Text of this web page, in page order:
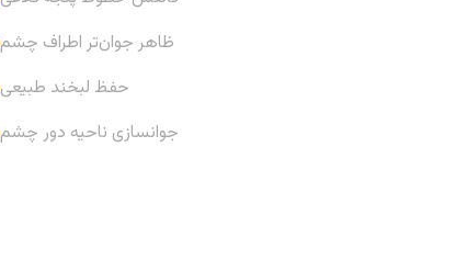
ظاهر جوان‌تر اطراف چشم
حفظ لبخند طبیعی
جوانسازی ناحیه دور چشم